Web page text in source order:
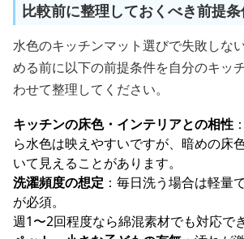
比較前に整理しておくべき前提
水色のキッチンマット選びで失敗しな
める前に以下の前提条件を自分のキッ
わせて整理してください。
キッチンの床色・インテリアとの相性
ら水色は映えやすいですが、暗めの床
いて見えることがあります。
洗濯頻度の想定 ：毎日洗う場合は軽量
が必須。
週1〜2回程度なら綿混素材でも対応で